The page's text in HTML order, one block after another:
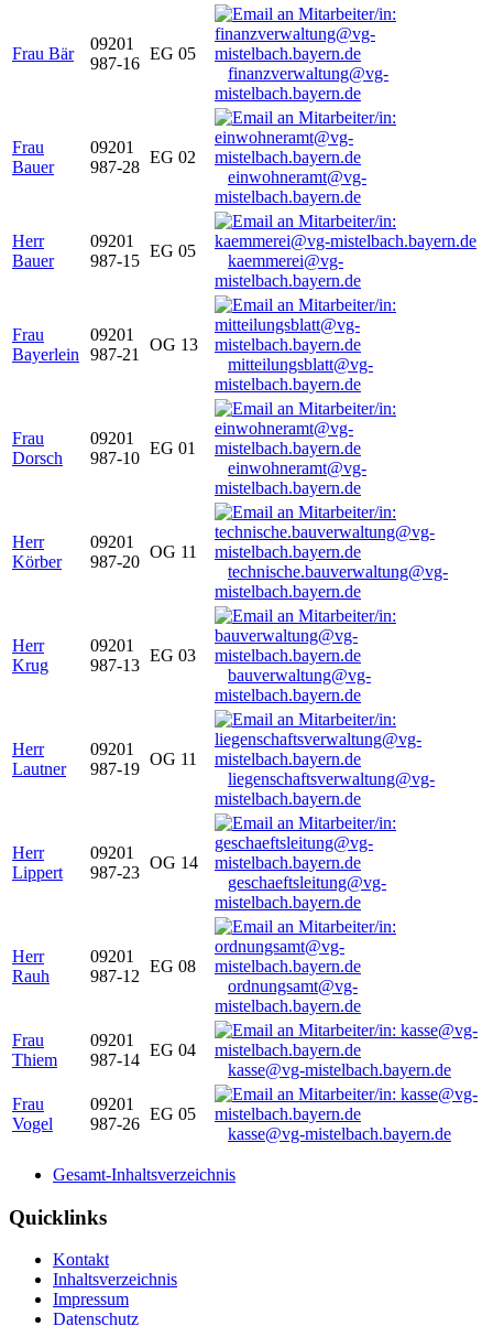
Frau Bär
09201
987-16
EG 05
finanzverwaltung@vg-
mistelbach.bayern.de
Frau
Bauer
09201
987-28
EG 02
einwohneramt@vg-
mistelbach.bayern.de
Herr
Bauer
09201
987-15
EG 05
kaemmerei@vg-
mistelbach.bayern.de
Frau
Bayerlein
09201
987-21
OG 13
mitteilungsblatt@vg-
mistelbach.bayern.de
Frau
Dorsch
09201
987-10
EG 01
einwohneramt@vg-
mistelbach.bayern.de
Herr
Körber
09201
987-20
OG 11
technische.bauverwaltung@vg-
mistelbach.bayern.de
Herr
Krug
09201
987-13
EG 03
bauverwaltung@vg-
mistelbach.bayern.de
Herr
Lautner
09201
987-19
OG 11
liegenschaftsverwaltung@vg-
mistelbach.bayern.de
Herr
Lippert
09201
987-23
OG 14
geschaeftsleitung@vg-
mistelbach.bayern.de
Herr
Rauh
09201
987-12
EG 08
ordnungsamt@vg-
mistelbach.bayern.de
Frau
Thiem
09201
987-14
EG 04
kasse@vg-mistelbach.bayern.de
Frau
Vogel
09201
987-26
EG 05
kasse@vg-mistelbach.bayern.de
Gesamt-Inhaltsverzeichnis
Quicklinks
Kontakt
Inhaltsverzeichnis
Impressum
Datenschutz